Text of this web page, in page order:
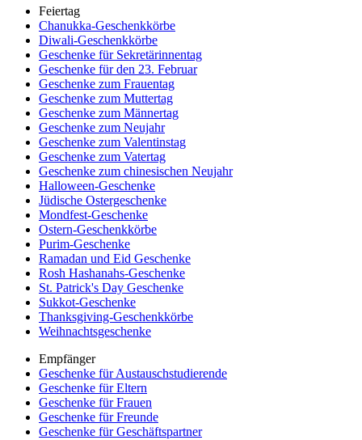
Feiertag
Chanukka-Geschenkkörbe
Diwali-Geschenkkörbe
Geschenke für Sekretärinnentag
Geschenke für den 23. Februar
Geschenke zum Frauentag
Geschenke zum Muttertag
Geschenke zum Männertag
Geschenke zum Neujahr
Geschenke zum Valentinstag
Geschenke zum Vatertag
Geschenke zum chinesischen Neujahr
Halloween-Geschenke
Jüdische Ostergeschenke
Mondfest-Geschenke
Ostern-Geschenkkörbe
Purim-Geschenke
Ramadan und Eid Geschenke
Rosh Hashanahs-Geschenke
St. Patrick's Day Geschenke
Sukkot-Geschenke
Thanksgiving-Geschenkkörbe
Weihnachtsgeschenke
Empfänger
Geschenke für Austauschstudierende
Geschenke für Eltern
Geschenke für Frauen
Geschenke für Freunde
Geschenke für Geschäftspartner